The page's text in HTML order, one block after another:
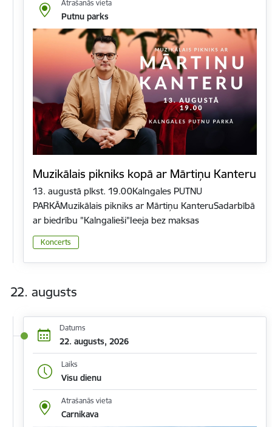
Atrašanās vieta
Putnu parks
Muzikālais pikniks kopā ar Mārtiņu Kanteru
13. augustā plkst. 19.00Kalngales PUTNU
PARKĀMuzikālais pikniks ar Mārtiņu KanteruSadarbībā
ar biedrību "Kalngalieši"Ieeja bez maksas
Koncerts
22. augusts
Datums
22. augusts, 2026
Laiks
Visu dienu
Atrašanās vieta
Carnikava